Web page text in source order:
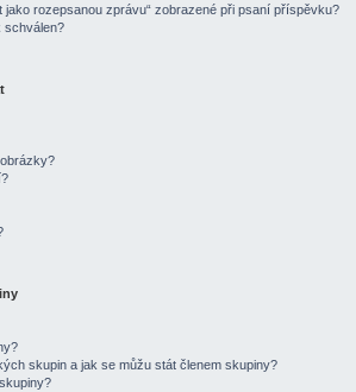
jako rozepsanou zprávu“ zobrazené při psaní příspěvku?
schválen?
skupin a jak se můžu stát členem skupiny?